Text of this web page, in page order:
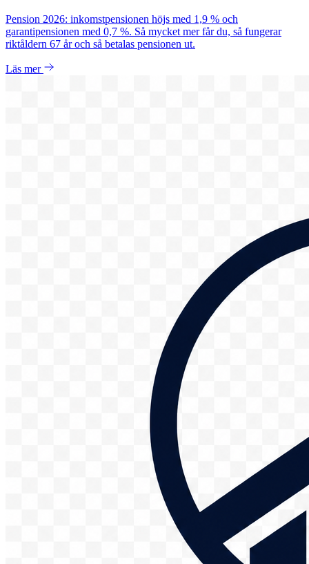
Pension 2026: inkomstpensionen höjs med 1,9 % och
garantipensionen med 0,7 %. Så mycket mer får du, så fungerar
riktåldern 67 år och så betalas pensionen ut.
Läs mer